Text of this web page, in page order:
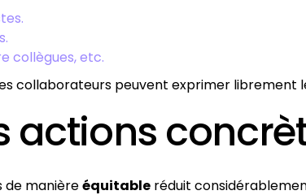
collègues, etc.
collaborateurs peuvent exprimer librement
actions
de manièreéquitable réduit